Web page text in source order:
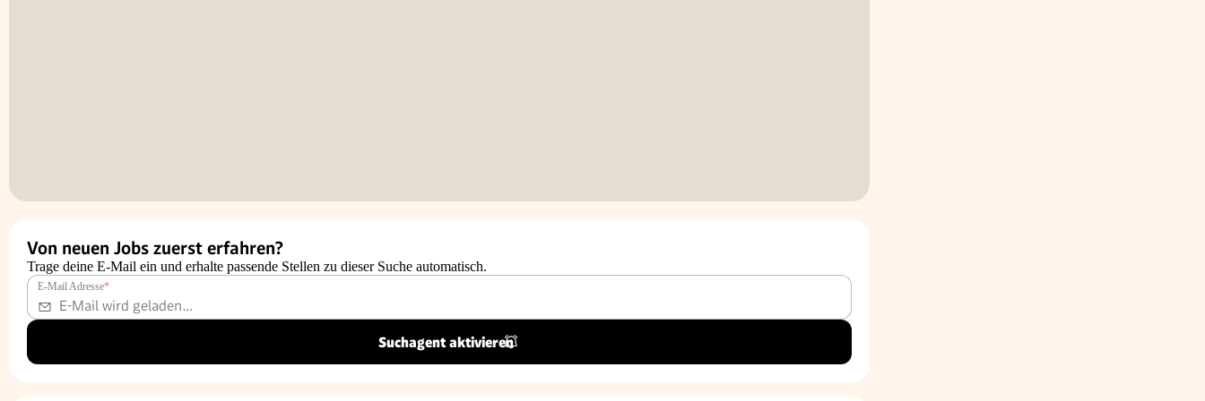
Von neuen Jobs zuerst erfahren?
Trage deine E-Mail ein und erhalte passende Stellen zu dieser Suche automatisch.
E-Mail Adresse*
Suchagent aktivieren